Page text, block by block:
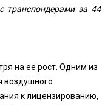
транспондерами за 44
на ее рост. Одним из
воздушного
к лицензированию,